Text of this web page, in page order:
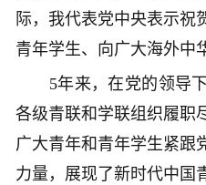
际，我代表党中央表示祝
青年学生、向广大海外中
5年来，在党的领导下
各级青联和学联组织履职
广大青年和青年学生紧跟
力量，展现了新时代中国